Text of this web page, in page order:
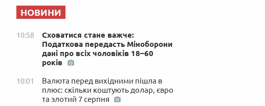
НОВИНИ
10:58
Сховатися стане важче:
Податкова передасть Міноборони
дані про всіх чоловіків 18–60
років
10:01
Валюта перед вихідними пішла в
плюс: скільки коштують долар, євро
та злотий 7 серпня